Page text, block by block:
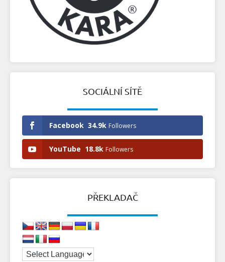
SOCIÁLNÍ SÍTĚ
Facebook 34.9k Followers
YouTube 18.8k Followers
PŘEKLADAČ